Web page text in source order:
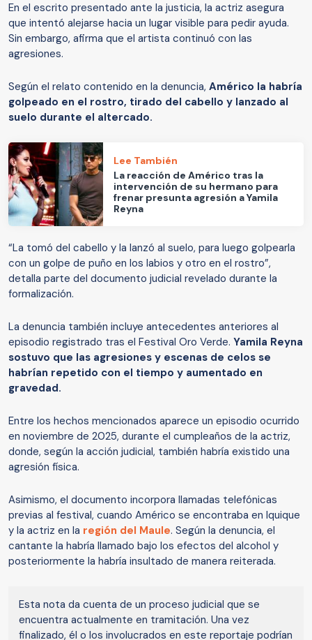
En el escrito presentado ante la justicia, la actriz asegura
que intentó alejarse hacia un lugar visible para pedir ayuda.
Sin embargo, afirma que el artista continuó con las
agresiones.
Según el relato contenido en la denuncia, Américo la habría
golpeado en el rostro, tirado del cabello y lanzado al
suelo durante el altercado.
Lee También
La reacción de Américo tras la
intervención de su hermano para
frenar presunta agresión a Yamila
Reyna
“La tomó del cabello y la lanzó al suelo, para luego golpearla
con un golpe de puño en los labios y otro en el rostro”,
detalla parte del documento judicial revelado durante la
formalización.
La denuncia también incluye antecedentes anteriores al
episodio registrado tras el Festival Oro Verde. Yamila Reyna
sostuvo que las agresiones y escenas de celos se
habrían repetido con el tiempo y aumentado en
gravedad.
Entre los hechos mencionados aparece un episodio ocurrido
en noviembre de 2025, durante el cumpleaños de la actriz,
donde, según la acción judicial, también habría existido una
agresión física.
Asimismo, el documento incorpora llamadas telefónicas
previas al festival, cuando Américo se encontraba en Iquique
y la actriz en la región del Maule. Según la denuncia, el
cantante la habría llamado bajo los efectos del alcohol y
posteriormente la habría insultado de manera reiterada.
Esta nota da cuenta de un proceso judicial que se
encuentra actualmente en tramitación. Una vez
finalizado, él o los involucrados en este reportaje podrían